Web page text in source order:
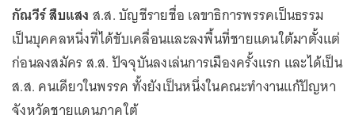
กัณวีร์ สืบแสง ส.ส. บัญชีรายชื่อ เลขาธิการพรรคเป็นธรรม
เป็นบุคคลหนึ่งที่ได้ขับเคลื่อนและลงพื้นที่ชายแดนใต้มาตั้งแต่
ก่อนลงสมัคร ส.ส. ปัจจุบันลงเล่นการเมืองครั้งแรก และได้เป็น
ส.ส. คนเดียวในพรรค ทั้งยังเป็นหนึ่งในคณะทำงานแก้ปัญหา
จังหวัดชายแดนภาคใต้